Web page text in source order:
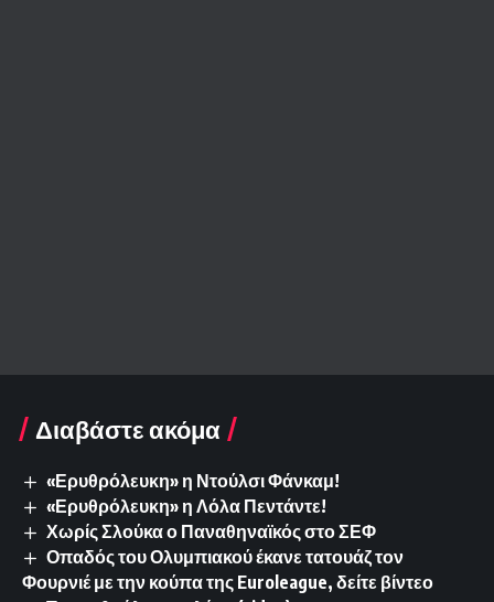
Διαβάστε ακόμα
«Ερυθρόλευκη» η Ντούλσι Φάνκαμ!
«Ερυθρόλευκη» η Λόλα Πεντάντε!
Χωρίς Σλούκα ο Παναθηναϊκός στο ΣΕΦ
Οπαδός του Ολυμπιακού έκανε τατουάζ τον
Φουρνιέ με την κούπα της Euroleague, δείτε βίντεο